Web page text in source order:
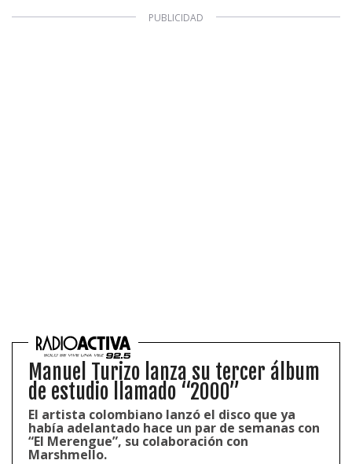
Manuel Turizo lanza su tercer álbum
de estudio llamado “2000”
El artista colombiano lanzó el disco que ya
había adelantado hace un par de semanas con
“El Merengue”, su colaboración con
Marshmello.